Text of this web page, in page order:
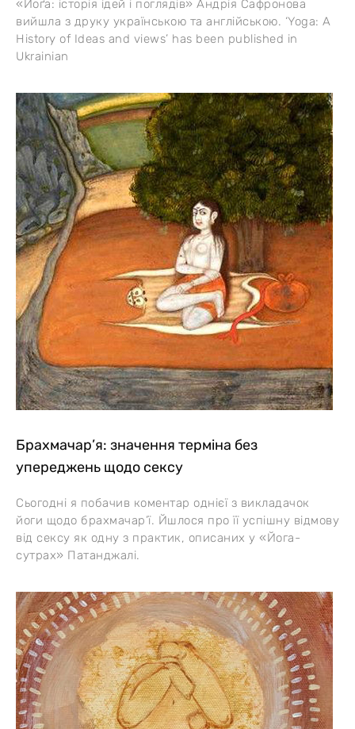
«Йоґа: історія ідей і поглядів» Андрія Сафронова
вийшла з друку українською та англійською. ‘Yoga: A
History of Ideas and views’ has been published in
Ukrainian
Брахмачар’я: значення терміна без
упереджень щодо сексу
Сьогодні я побачив коментар однієї з викладачок
йоги щодо брахмачар’ї. Йшлося про її успішну відмову
від сексу як одну з практик, описаних у «Йога-
сутрах» Патанджалі.